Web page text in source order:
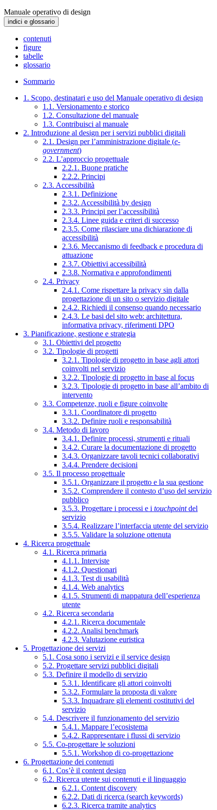
Manuale operativo di design
indici e glossario
contenuti
figure
tabelle
glossario
Sommario
1. Scopo, destinatari e uso del Manuale operativo di design
1.1. Versionamento e storico
1.2. Consultazione del manuale
1.3. Contribuisci al manuale
2. Introduzione al design per i servizi pubblici digitali
2.1. Design per l’amministrazione digitale (e-
government)
2.2. L’approccio progettuale
2.2.1. Buone pratiche
2.2.2. Principi
2.3. Accessibilità
2.3.1. Definizione
2.3.2. Accessibilità by design
2.3.3. Principi per l’accessibilità
2.3.4. Linee guida e criteri di successo
2.3.5. Come rilasciare una dichiarazione di
accessibilità
2.3.6. Meccanismo di feedback e procedura di
attuazione
2.3.7. Obiettivi accessibilità
2.3.8. Normativa e approfondimenti
2.4. Privacy
2.4.1. Come rispettare la privacy sin dalla
progettazione di un sito o servizio digitale
2.4.2. Richiedi il consenso quando necessario
2.4.3. Le basi del sito web: architettura,
informativa privacy, riferimenti DPO
3. Pianificazione, gestione e strategia
3.1. Obiettivi del progetto
3.2. Tipologie di progetti
3.2.1. Tipologie di progetto in base agli attori
coinvolti nel servizio
3.2.2. Tipologie di progetto in base al focus
3.2.3. Tipologie di progetto in base all’ambito di
intervento
3.3. Competenze, ruoli e figure coinvolte
3.3.1. Coordinatore di progetto
3.3.2. Definire ruoli e responsabilità
3.4. Metodo di lavoro
3.4.1. Definire processi, strumenti e rituali
3.4.2. Curare la documentazione di progetto
3.4.3. Organizzare tavoli tecnici collaborativi
3.4.4. Prendere decisioni
3.5. Il processo progettuale
3.5.1. Organizzare il progetto e la sua gestione
3.5.2. Comprendere il contesto d’uso del servizio
pubblico
3.5.3. Progettare i processi e i touchpointdel
servizio
3.5.4. Realizzare l’interfaccia utente del servizio
3.5.5. Validare la soluzione ottenuta
4. Ricerca progettuale
4.1. Ricerca primaria
4.1.1. Interviste
4.1.2. Questionari
4.1.3. Test di usabilità
4.1.4. Web analytics
4.1.5. Strumenti di mappatura dell’esperienza
utente
4.2. Ricerca secondaria
4.2.1. Ricerca documentale
4.2.2. Analisi benchmark
4.2.3. Valutazione euristica
5. Progettazione dei servizi
5.1. Cosa sono i servizi e il service design
5.2. Progettare servizi pubblici digitali
5.3. Definire il modello di servizio
5.3.1. Identificare gli attori coinvolti
5.3.2. Formulare la proposta di valore
5.3.3. Inquadrare gli elementi costitutivi del
servizio
5.4. Descrivere il funzionamento del servizio
5.4.1. Mappare l’ecosistema
5.4.2. Rappresentare i flussi di servizio
5.5. Co-progettare le soluzioni
5.5.1. Workshop di co-progettazione
6. Progettazione dei contenuti
6.1. Cos’è il content design
6.2. Ricerca utente sui contenuti e il linguaggio
6.2.1. Content discovery
6.2.2. Dati di ricerca (search keywords)
6.2.3. Ricerca tramite analytics